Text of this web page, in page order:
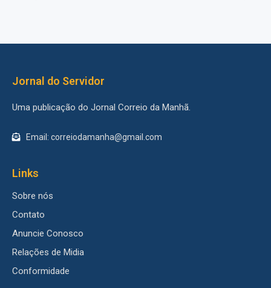
Jornal do Servidor
Uma publicação do Jornal Correio da Manhã.
Email: correiodamanha@gmail.com
Links
Sobre nós
Contato
Anuncie Conosco
Relações de Midia
Conformidade